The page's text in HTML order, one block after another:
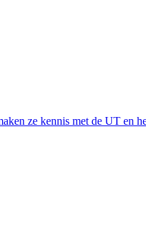
ze kennis met de UT en